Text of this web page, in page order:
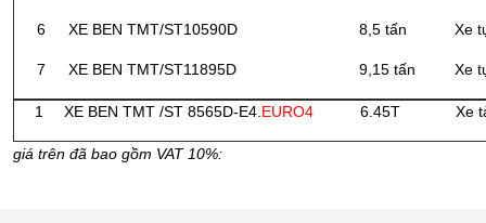
6 XE BEN TMT/ST10590D 8,5 tấn Xe
7 XE BEN TMT/ST11895D 9,15 tấn Xe
1 XE BEN TMT /ST 8565D-E4.EURO4 6.45T Xe
giá trên đã bao gồm VAT 10%: